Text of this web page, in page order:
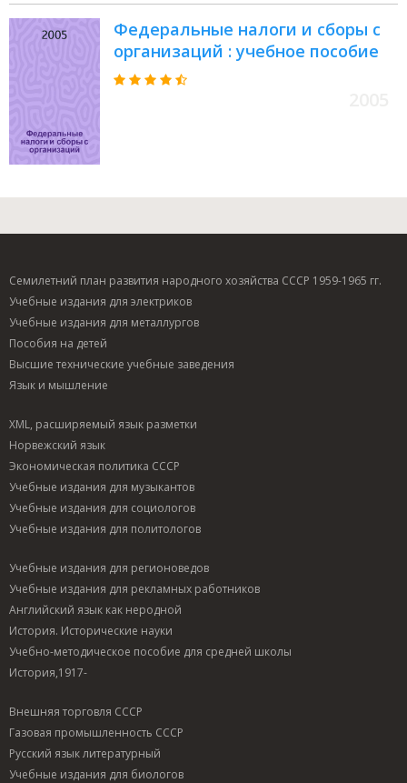
Федеральные налоги и сборы с
организаций : учебное пособие
Семилетний план развития народного хозяйства СССР 1959-1965 гг.
Учебные издания для электриков
Учебные издания для металлургов
Пособия на детей
Высшие технические учебные заведения
Язык и мышление
XML, расширяемый язык разметки
Норвежский язык
Экономическая политика СССР
Учебные издания для музыкантов
Учебные издания для социологов
Учебные издания для политологов
Учебные издания для регионоведов
Учебные издания для рекламных работников
Английский язык как неродной
История. Исторические науки
Учебно-методическое пособие для средней школы
История,1917-
Внешняя торговля СССР
Газовая промышленность СССР
Русский язык литературный
Учебные издания для биологов